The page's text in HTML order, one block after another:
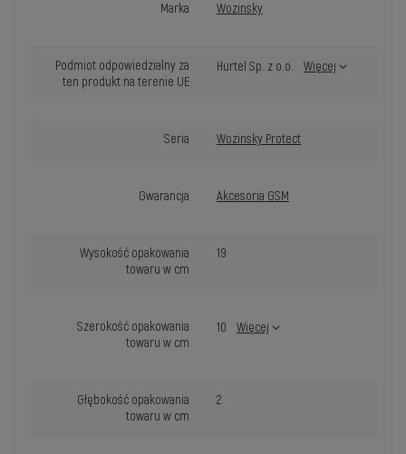
Marka Wozinsky
Podmiot odpowiedzialny za
ten produkt na terenie UE
Hurtel Sp. z o.o. Więcej
Seria Wozinsky Protect
Gwarancja Akcesoria GSM
Wysokość opakowania
towaru w cm
19
Szerokość opakowania
towaru w cm
10 Więcej
Głębokość opakowania
towaru w cm
2